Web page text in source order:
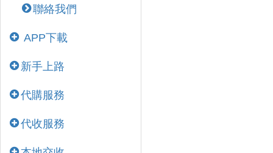
聯絡我們
APP下載
新手上路
代購服務
代收服務